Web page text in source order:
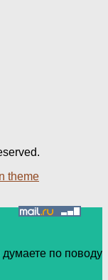
theme
по поводу